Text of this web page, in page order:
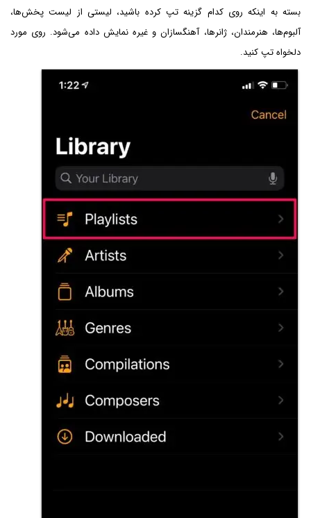
بسته به اینکه روی کدام گزینه تپ کرده باشید، لیستی از لیست پخش‌ها،
آلبوم‌ها، هنرمندان، ژانرها، آهنگسازان و غیره نمایش داده می‌شود. روی مورد
دلخواه تپ کنید.